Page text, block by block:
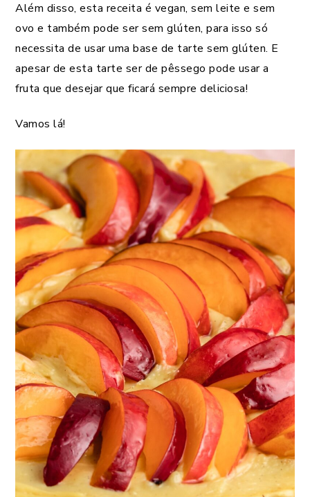
Além disso, esta receita é vegan, sem leite e sem
ovo e também pode ser sem glúten, para isso só
necessita de usar uma base de tarte sem glúten. E
apesar de esta tarte ser de pêssego pode usar a
fruta que desejar que ficará sempre deliciosa!
Vamos lá!